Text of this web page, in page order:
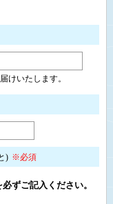
けいたします。
) ※必須
ずご記入ください。